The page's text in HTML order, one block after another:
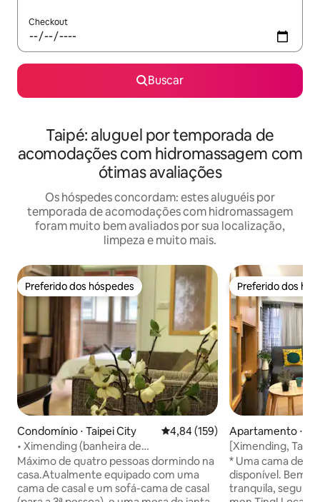
Checkout
Buscar
Taipé: aluguel por temporada de
acomodações com hidromassagem com
ótimas avaliações
Os hóspedes concordam: estes aluguéis por
temporada de acomodações com hidromassagem
foram muito bem avaliados por sua localização,
limpeza e muito mais.
Preferido dos hóspedes
Preferido dos hóspedes
Condomínio ⋅ Taipei City 4,84 de uma avaliação média de
4,84 (159)
• Ximending (banheira de
hidromassagem♨ + máquina de lavar e
secar + varanda grande) (2 pessoas) Sala
de estar grande Ximen MRT
Máximo de quatro pessoas dormindo na
casa.Atualmente equipado com uma
cama de casal e um sofá-cama de casal
Preferido dos
Preferido dos
Apartamento ⋅ 福
[Ximending,
com cozinha,
privativo e
prédio com
* Uma cama de
disponível. Bem-vindo a uma casa
tranquila, segura